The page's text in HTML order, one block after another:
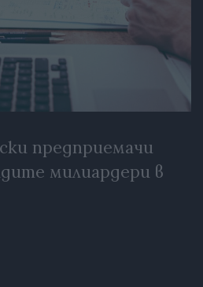
предприемачи
милиардери в